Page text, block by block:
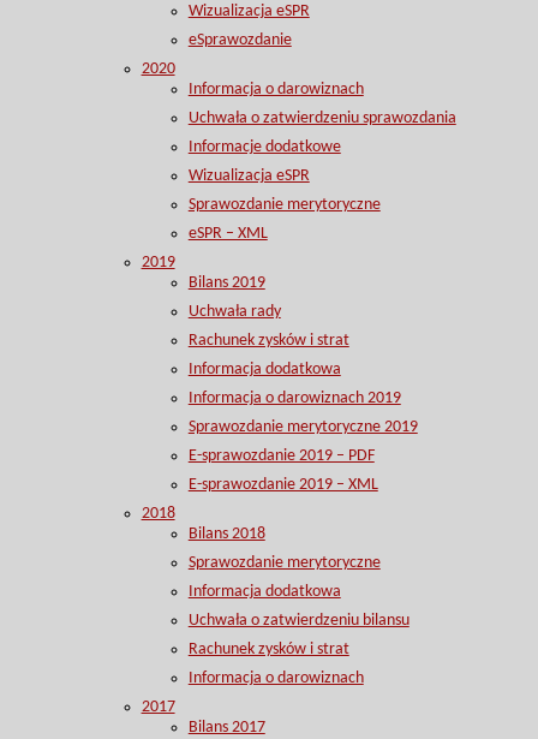
Wizualizacja eSPR
eSprawozdanie
2020
Informacja o darowiznach
Uchwała o zatwierdzeniu sprawozdania
Informacje dodatkowe
Wizualizacja eSPR
Sprawozdanie merytoryczne
eSPR – XML
2019
Bilans 2019
Uchwała rady
Rachunek zysków i strat
Informacja dodatkowa
Informacja o darowiznach 2019
Sprawozdanie merytoryczne 2019
E-sprawozdanie 2019 – PDF
E-sprawozdanie 2019 – XML
2018
Bilans 2018
Sprawozdanie merytoryczne
Informacja dodatkowa
Uchwała o zatwierdzeniu bilansu
Rachunek zysków i strat
Informacja o darowiznach
2017
Bilans 2017